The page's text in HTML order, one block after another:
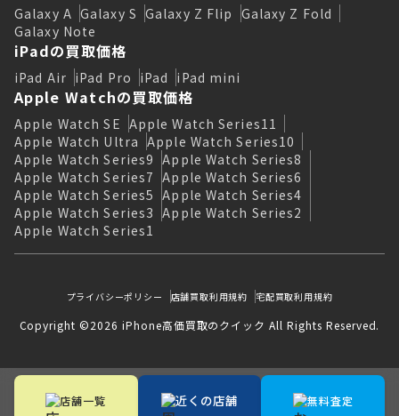
Galaxy A Galaxy S Galaxy Z Flip Galaxy Z Fold
Galaxy Note
iPadの買取価格
iPad Air iPad Pro iPad iPad mini
Apple Watchの買取価格
Apple Watch SE Apple Watch Series11
Apple Watch Ultra Apple Watch Series10
Apple Watch Series9 Apple Watch Series8
Apple Watch Series7 Apple Watch Series6
Apple Watch Series5 Apple Watch Series4
Apple Watch Series3 Apple Watch Series2
Apple Watch Series1
プライバシーポリシー 店舗買取利用規約 宅配買取利用規約
Copyright ©2026 iPhone高価買取のクイック All Rights Reserved.
店舗一覧 近くの店舗 無料査定